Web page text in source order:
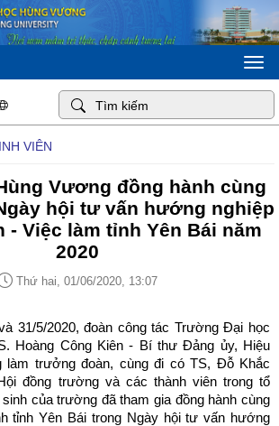
VIÊN
Vương đồng hành cùng
hội tư vấn hướng nghiệp
- Việc làm tỉnh Yên Bái năm
2020
Thứ hai, 01/06/2020, 13:07
31/5/2020, đoàn công tác Trường Đại học
Hoàng Công Kiên - Bí thư Đảng ủy, Hiệu
làm trưởng đoàn, cùng đi có TS, Đỗ Khắc
đồng trường và các thành viên trong tổ
của trường đã tham gia đồng hành cùng
tỉnh Yên Bái trong Ngày hội tư vấn hướng